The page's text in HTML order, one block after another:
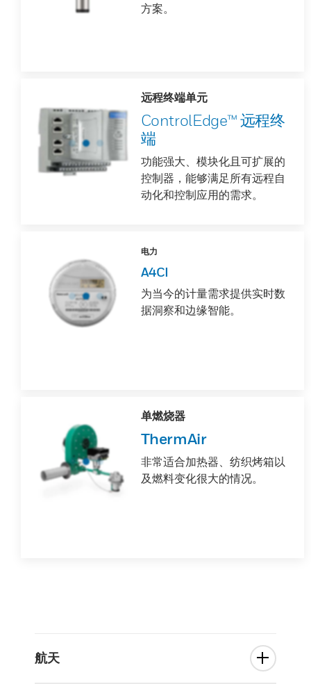
方案。
远程终端单元
ControlEdge™ 远程终
端
功能强大、模块化且可扩展的
控制器，能够满足所有远程自
动化和控制应用的需求。
电力
A4CI
为当今的计量需求提供实时数
据洞察和边缘智能。
单燃烧器
ThermAir
非常适合加热器、纺织烤箱以
及燃料变化很大的情况。
航天